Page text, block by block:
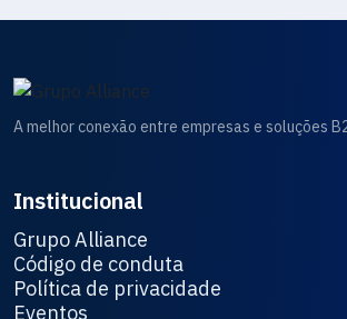
A melhor conexão entre empresas e soluções
Institucional
Grupo Alliance
Código de conduta
Política de privacidade
Eventos